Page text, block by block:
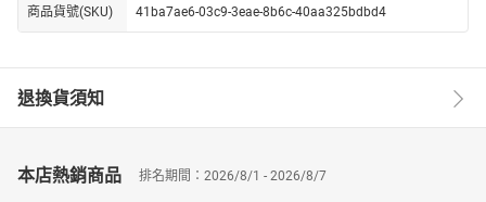
商品貨號(SKU) 41ba7ae6-03c9-3eae-8b6c-40aa325bdbd4
退換貨須知
本店熱銷商品 排名期間：2026/8/1 - 2026/8/7